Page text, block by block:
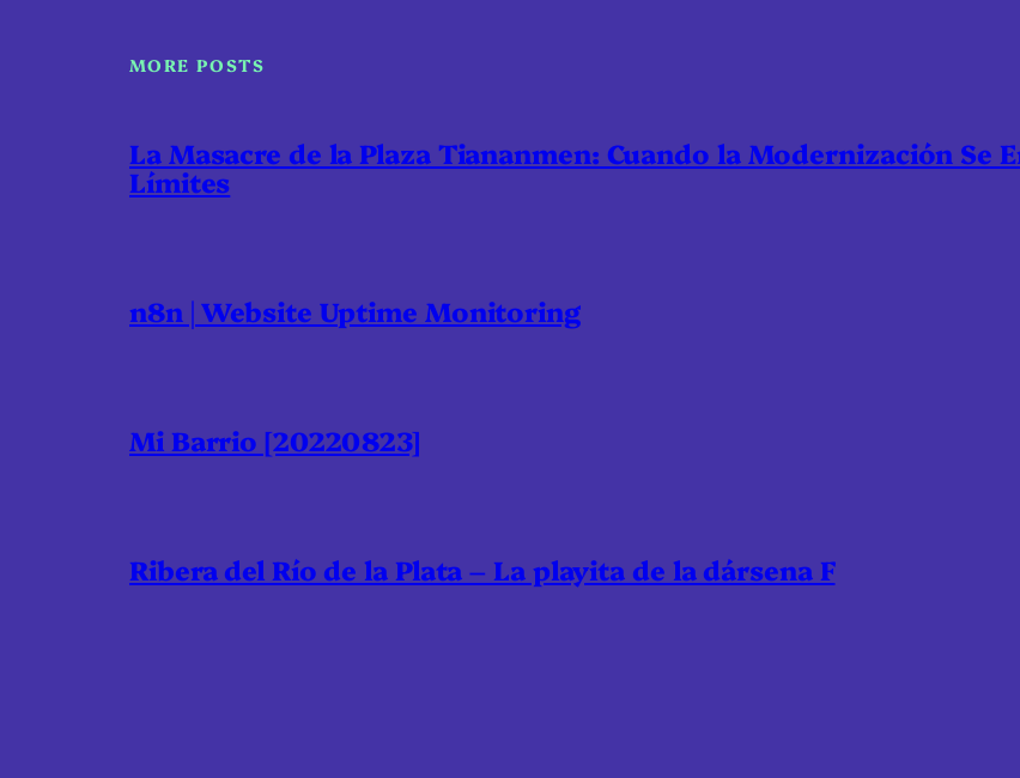
MORE POSTS
La Masacre de la Plaza Tiananmen: Cuando la Modernización Se
Límites
n8n | Website Uptime Monitoring
Mi Barrio [20220823]
Ribera del Río de la Plata – La playita de la dársena F